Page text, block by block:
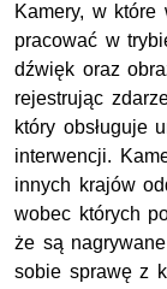
Kamery, w które
pracować w
dźwięk oraz
rejestrując
który obsługuje
interwencji.
innych krajów
wobec których
że są
sobie sprawę z